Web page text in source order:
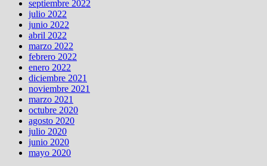
septiembre 2022
julio 2022
junio 2022
abril 2022
marzo 2022
febrero 2022
enero 2022
diciembre 2021
noviembre 2021
marzo 2021
octubre 2020
agosto 2020
julio 2020
junio 2020
mayo 2020